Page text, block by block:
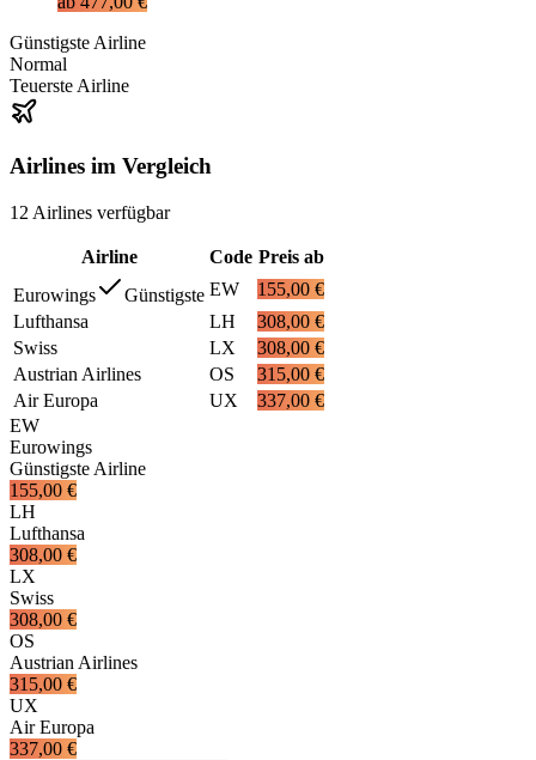
Günstigste Airline
Normal
Teuerste Airline
Airlines im Vergleich
12 Airlines verfügbar
Airline Code Preis ab
Eurowings
Günstigste EW
155,00 €
Lufthansa
LH
308,00 €
Swiss
LX
308,00 €
Austrian Airlines
OS
315,00 €
Air Europa
UX
337,00 €
EW
Eurowings
Günstigste Airline
155,00 €
LH
Lufthansa
308,00 €
LX
Swiss
308,00 €
OS
Austrian Airlines
315,00 €
UX
Air Europa
337,00 €